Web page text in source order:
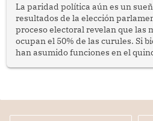
La paridad política aún es un
resultados de la elección
proceso electoral revelan que las
ocupan el 50% de las curules. Si
han asumido funciones en el